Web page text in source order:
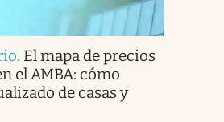
. El mapa de precios
el AMBA: cómo
de casas y